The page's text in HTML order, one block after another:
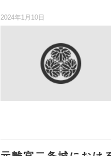
2024年1月10日